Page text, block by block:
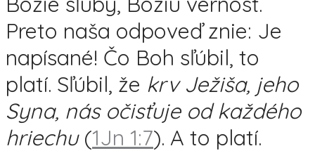
Preto naša odpoveď znie: Je
napísané! Čo Boh sľúbil, to
platí. Sľúbil, že krv Ježiša, jeho
Syna, nás očisťuje od každého
hriechu(1Jn 1:7). A to platí.